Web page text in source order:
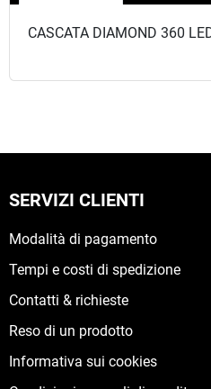
CASCATA DIAMOND 360
SERVIZI CLIENTI
Modalità di pagamento
Tempi e costi di spedizione
Contatti & richieste
Reso di un prodotto
Informativa sui cookies